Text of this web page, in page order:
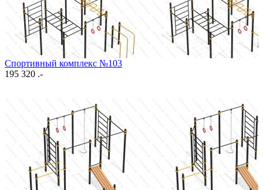
Спортивный комплекс №103
195 320 .-